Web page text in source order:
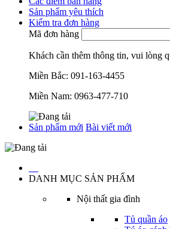
Sản phẩm yêu thích
Kiểm tra đơn hàng
Mã đơn hàng
Khách cần thêm thông tin, vui lòng
Miền Bắc: 091-163-4455
Miền Nam: 0963-477-710
Sản phẩm mới Bài viết mới
DANH MỤC SẢN PHẨM
Nội thất gia đình
Tủ quần áo